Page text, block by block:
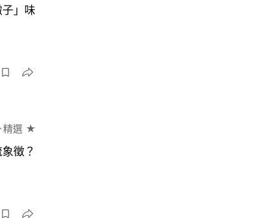
」味
精選 ★
徵？